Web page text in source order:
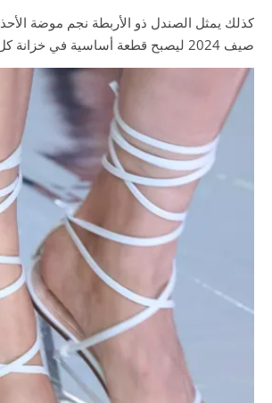
كذلك يمثل الصندل ذو الأربطة نجم موضة
صيف 2024 ليصبح قطعة أساسية في خزانة كل.